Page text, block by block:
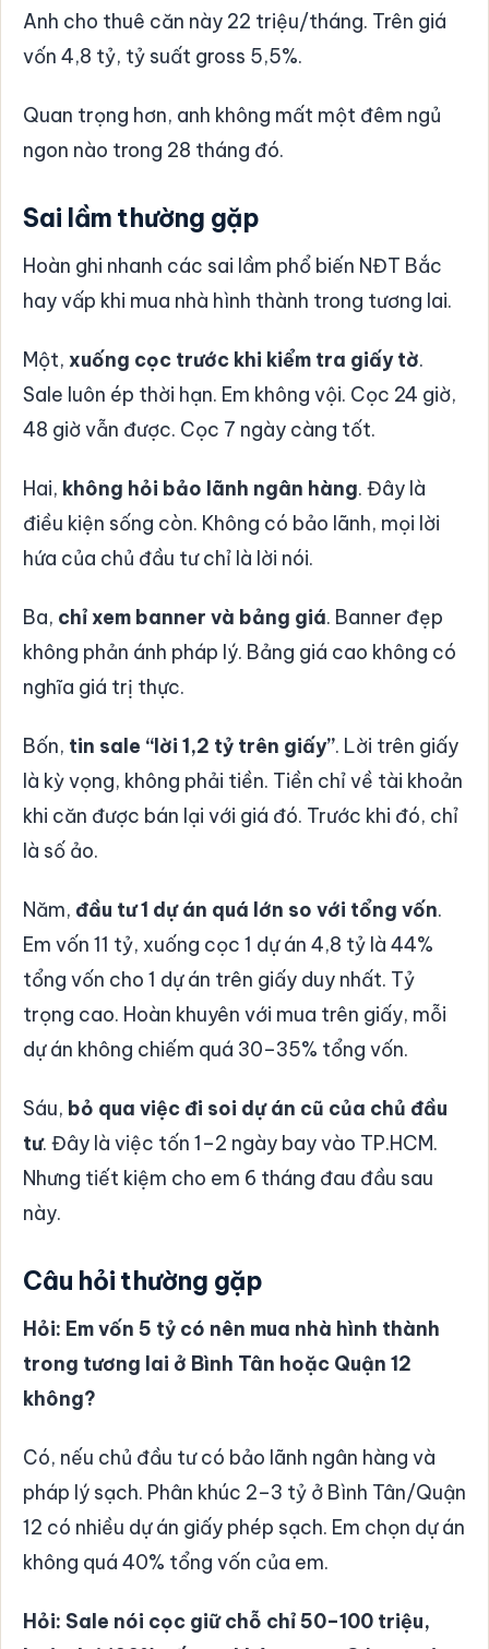
Anh cho thuê căn này 22 triệu/tháng. Trên giá
vốn 4,8 tỷ, tỷ suất gross 5,5%.
Quan trọng hơn, anh không mất một đêm ngủ
ngon nào trong 28 tháng đó.
Sai lầm thường gặp
Hoàn ghi nhanh các sai lầm phổ biến NĐT Bắc
hay vấp khi mua nhà hình thành trong tương lai.
Một, xuống cọc trước khi kiểm tra giấy tờ.
Sale luôn ép thời hạn. Em không vội. Cọc 24 giờ,
48 giờ vẫn được. Cọc 7 ngày càng tốt.
Hai, không hỏi bảo lãnh ngân hàng. Đây là
điều kiện sống còn. Không có bảo lãnh, mọi lời
hứa của chủ đầu tư chỉ là lời nói.
Ba, chỉ xem banner và bảng giá. Banner đẹp
không phản ánh pháp lý. Bảng giá cao không có
nghĩa giá trị thực.
Bốn, tin sale “lời 1,2 tỷ trên giấy”. Lời trên giấy
là kỳ vọng, không phải tiền. Tiền chỉ về tài khoản
khi căn được bán lại với giá đó. Trước khi đó, chỉ
là số ảo.
Năm, đầu tư 1 dự án quá lớn so với tổng vốn.
Em vốn 11 tỷ, xuống cọc 1 dự án 4,8 tỷ là 44%
tổng vốn cho 1 dự án trên giấy duy nhất. Tỷ
trọng cao. Hoàn khuyên với mua trên giấy, mỗi
dự án không chiếm quá 30–35% tổng vốn.
Sáu, bỏ qua việc đi soi dự án cũ của chủ đầu
tư. Đây là việc tốn 1–2 ngày bay vào TP.HCM.
Nhưng tiết kiệm cho em 6 tháng đau đầu sau
này.
Câu hỏi thường gặp
Hỏi: Em vốn 5 tỷ có nên mua nhà hình thành
trong tương lai ở Bình Tân hoặc Quận 12
không?
Có, nếu chủ đầu tư có bảo lãnh ngân hàng và
pháp lý sạch. Phân khúc 2–3 tỷ ở Bình Tân/Quận
12 có nhiều dự án giấy phép sạch. Em chọn dự án
không quá 40% tổng vốn của em.
Hỏi: Sale nói cọc giữ chỗ chỉ 50–100 triệu,